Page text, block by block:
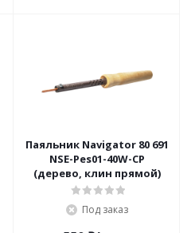
Паяльник Navigator 80 691
NSE-Pes01-40W-СP
(дерево, клин прямой)
Под заказ